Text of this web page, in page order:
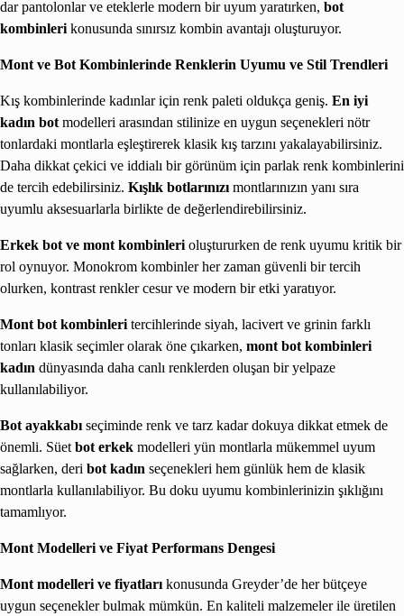
dar pantolonlar ve eteklerle modern bir uyum yaratırken, bot
kombinleri konusunda sınırsız kombin avantajı oluşturuyor.
Mont ve Bot Kombinlerinde Renklerin Uyumu ve Stil Trendleri
Kış kombinlerinde kadınlar için renk paleti oldukça geniş. En iyi
kadın bot modelleri arasından stilinize en uygun seçenekleri nötr
tonlardaki montlarla eşleştirerek klasik kış tarzını yakalayabilirsiniz.
Daha dikkat çekici ve iddialı bir görünüm için parlak renk kombinlerini
de tercih edebilirsiniz. Kışlık botlarınızı montlarınızın yanı sıra
uyumlu aksesuarlarla birlikte de değerlendirebilirsiniz.
Erkek bot ve mont kombinleri oluştururken de renk uyumu kritik bir
rol oynuyor. Monokrom kombinler her zaman güvenli bir tercih
olurken, kontrast renkler cesur ve modern bir etki yaratıyor.
Mont bot kombinleri tercihlerinde siyah, lacivert ve grinin farklı
tonları klasik seçimler olarak öne çıkarken, mont bot kombinleri
kadın dünyasında daha canlı renklerden oluşan bir yelpaze
kullanılabiliyor.
Bot ayakkabı seçiminde renk ve tarz kadar dokuya dikkat etmek de
önemli. Süet bot erkek modelleri yün montlarla mükemmel uyum
sağlarken, deri bot kadın seçenekleri hem günlük hem de klasik
montlarla kullanılabiliyor. Bu doku uyumu kombinlerinizin şıklığını
tamamlıyor.
Mont Modelleri ve Fiyat Performans Dengesi
Mont modelleri ve fiyatları konusunda Greyder’de her bütçeye
uygun seçenekler bulmak mümkün. En kaliteli malzemeler ile üretilen